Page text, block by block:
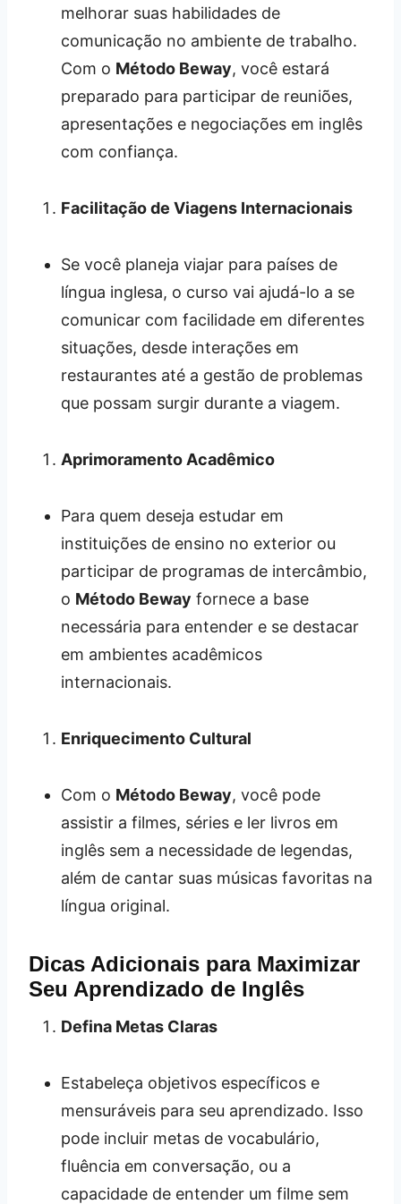
melhorar suas habilidades de
comunicação no ambiente de trabalho.
Com o Método Beway, você estará
preparado para participar de reuniões,
apresentações e negociações em inglês
com confiança.
Facilitação de Viagens Internacionais
Se você planeja viajar para países de
língua inglesa, o curso vai ajudá-lo a se
comunicar com facilidade em diferentes
situações, desde interações em
restaurantes até a gestão de problemas
que possam surgir durante a viagem.
Aprimoramento Acadêmico
Para quem deseja estudar em
instituições de ensino no exterior ou
participar de programas de intercâmbio,
o Método Beway fornece a base
necessária para entender e se destacar
em ambientes acadêmicos
internacionais.
Enriquecimento Cultural
Com o Método Beway, você pode
assistir a filmes, séries e ler livros em
inglês sem a necessidade de legendas,
além de cantar suas músicas favoritas na
língua original.
Dicas Adicionais para Maximizar
Seu Aprendizado de Inglês
Defina Metas Claras
Estabeleça objetivos específicos e
mensuráveis para seu aprendizado. Isso
pode incluir metas de vocabulário,
fluência em conversação, ou a
capacidade de entender um filme sem